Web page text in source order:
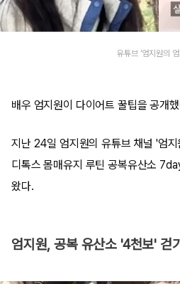
유튜브 '엄지원의
배우 엄지원이 다이어트 꿀팁을 공개
지난 24일 엄지원의 유튜브 채널 '엄
디톡스 몸매유지 루틴 공복유산소
왔다.
엄지원, 공복 유산소 '4천보' 걷